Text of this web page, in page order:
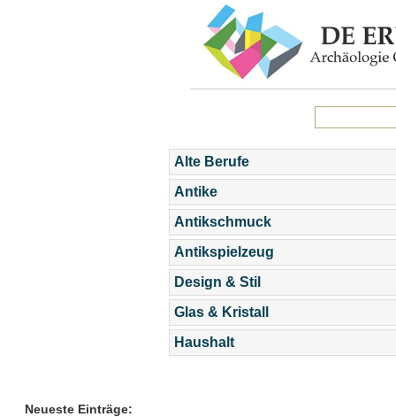
Alte Berufe
Antike
Antikschmuck
Antikspielzeug
Design & Stil
Glas & Kristall
Haushalt
Neueste Einträge: